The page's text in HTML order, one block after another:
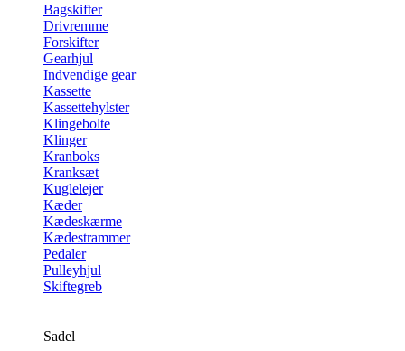
Bagskifter
Drivremme
Forskifter
Gearhjul
Indvendige gear
Kassette
Kassettehylster
Klingebolte
Klinger
Kranboks
Kranksæt
Kuglelejer
Kæder
Kædeskærme
Kædestrammer
Pedaler
Pulleyhjul
Skiftegreb
Sadel